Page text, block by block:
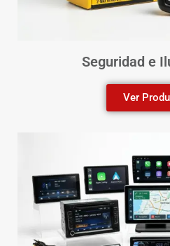
Seguridad e
Ver